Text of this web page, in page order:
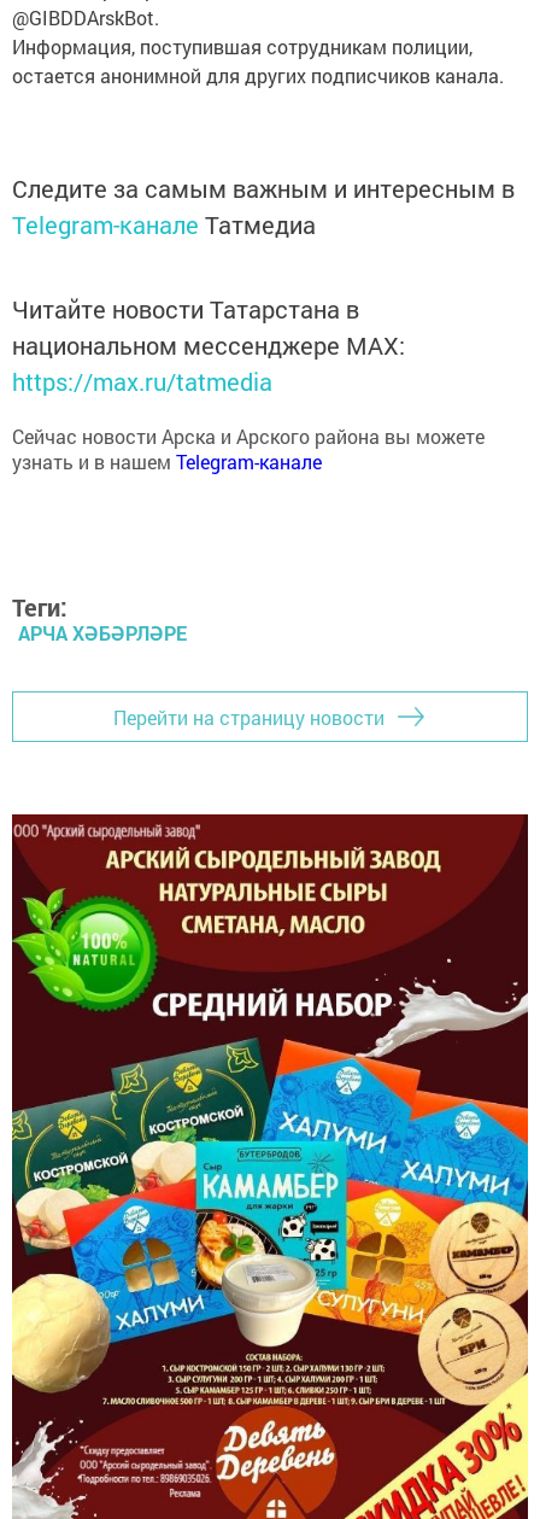
@GIBDDArskBot.
Информация, поступившая сотрудникам полиции,
остается анонимной для других подписчиков канала.
Следите за самым важным и интересным в
Telegram-канале Татмедиа
Читайте новости Татарстана в
национальном мессенджере MАХ:
https://max.ru/tatmedia
Сейчас новости Арска и Арского района вы можете
узнать и в нашемTelegram-канале
Теги:
АРЧА ХӘБӘРЛӘРЕ
Перейти на страницу новости